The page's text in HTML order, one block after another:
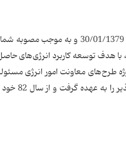
اساسنامه شرکت)، با هدف توسعه کاربرد انرژی‌های
درآمد و تا آخر سال 81 به عنوان مدیر پروژه طرح‌های معاونت امور
تحقیقات و توسعه، طراحی و